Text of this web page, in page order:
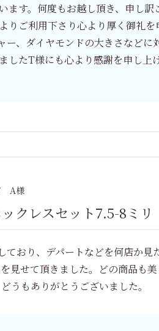
ます。何度もお越し頂き、申し訳
りご利用下さり心より厚く御礼
ー、ダイヤモンドの大きさなどに
したT様にも心より感謝を申し上
A様
クレスセット7.5-8ミリ
おり、デパートなどを何店か見
見せて頂きました。どの商品も
うもありがとうございました。